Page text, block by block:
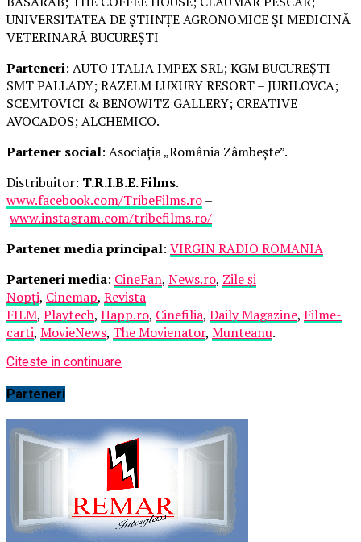
UNIVERSITATEA DE ȘTIINȚE AGRONOMICE ȘI MEDICINĂ
VETERINARĂ BUCUREȘTI
Parteneri: AUTO ITALIA IMPEX SRL; KGM BUCUREȘTI –
SMT PALLADY; RAZELM LUXURY RESORT – JURILOVCA;
SCEMTOVICI & BENOWITZ GALLERY; CREATIVE
AVOCADOS; ALCHEMICO.
Partener social: Asociația „România Zâmbește”.
Distribuitor: T.R.I.B.E. Films.
www.facebook.com/TribeFilms.ro–
www.instagram.com/tribefilms.ro/
Partener media principal: VIRGIN RADIO ROMANIA
Parteneri media: CineFan, News.ro, Zile și
Nopți, Cinemap, Revista
FILM, Playtech, Happ.ro, Cinefilia, Daily Magazine, Filme-
carti, MovieNews, The Movienator, Munteanu.
Citeste in continuare
Parteneri